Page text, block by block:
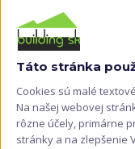
Táto stránka
Cookies sú malé
Na našej webovej
rôzne účely, primárne
stránky a na zlepšenie